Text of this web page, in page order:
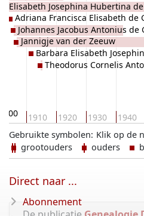
1910 1920 1930 1940
Elisabeth Josephina Hubertina
Adriana Francisca Elisabeth de
Johannes Jacobus Antonius de
Jannigje van der Zeeuw
Barbara Elisabeth
Theodorus Cornelis
Klik op de
Gebruikte symbolen:
grootouders
ouders
Direct naar ...
Abonnement